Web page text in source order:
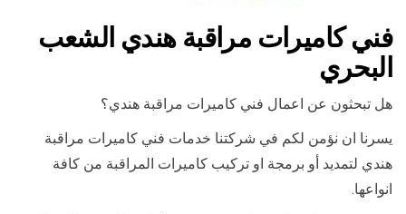
فني كاميرات مراقبة هندي الشعب
البحري
هل تبحثون عن اعمال فني كاميرات مراقبة هندي؟
يسرنا ان نؤمن لكم في شركتنا خدمات فني كاميرات مراقبة
هندي لتمديد أو برمجة او تركيب كاميرات المراقبة من كافة
انواعها.